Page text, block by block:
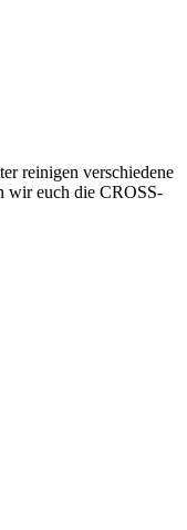
reinigen verschiedene
wir euch die CROSS-